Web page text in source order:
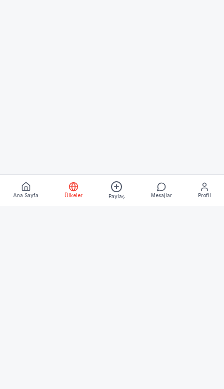
Ana Sayfa Ülkeler Paylaş Mesajlar Profil